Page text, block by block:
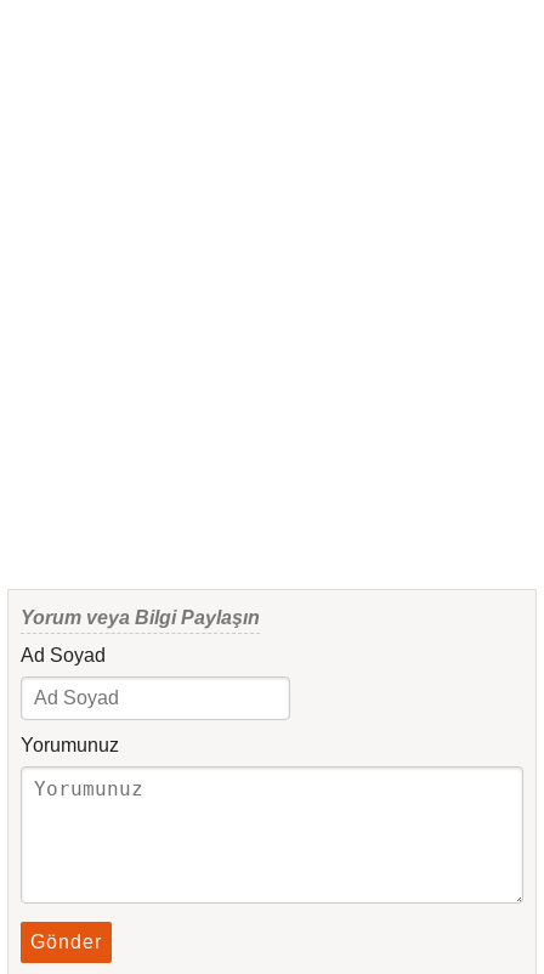
Yorum veya Bilgi Paylaşın
Ad Soyad
Yorumunuz
Gönder